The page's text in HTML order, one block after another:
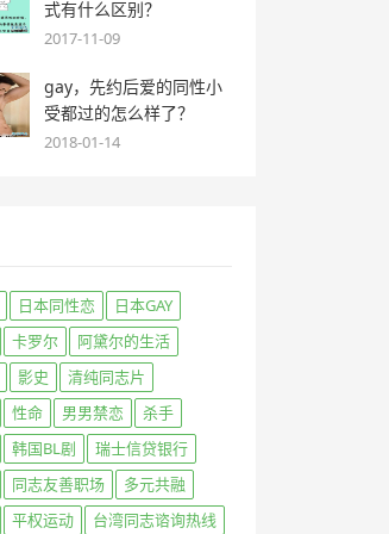
式有什么区别？
2017-11-09
gay，先约后爱的同性小
受都过的怎么样了？
2018-01-14
日本同性恋
日本GAY
卡罗尔
阿黛尔的生活
影史
清纯同志片
性命 男男禁恋
杀手
韩国BL剧
瑞士信贷银行
同志友善职场
多元共融
平权运动 台湾同志谘询热线